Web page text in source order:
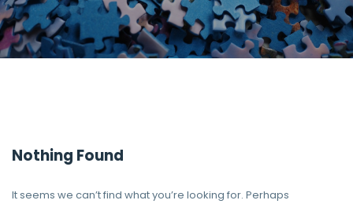
Nothing Found
It seems we can’t find what you’re looking for. Perhaps